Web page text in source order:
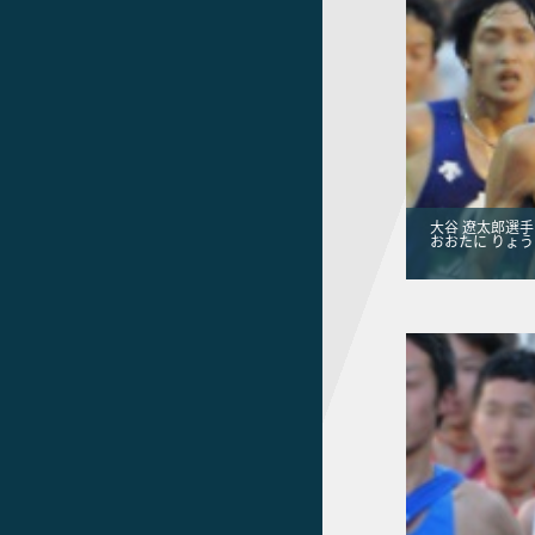
大谷 遼太郎選手
おおたに りょ